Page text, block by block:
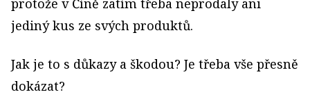
protože v Číně zatím třeba neprodaly ani
jediný kus ze svých produktů.
Jak je to s důkazy a škodou? Je třeba vše přesně
dokázat?